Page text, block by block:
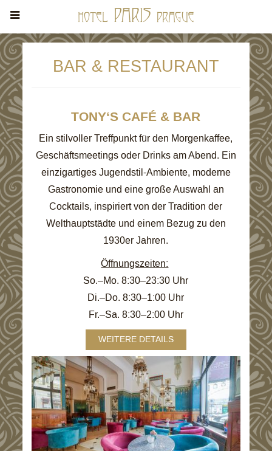
BAR & RESTAURANT
TONY‘S CAFÉ & BAR
Ein stilvoller Treffpunkt für den Morgenkaffee,
Geschäftsmeetings oder Drinks am Abend. Ein
einzigartiges Jugendstil-Ambiente, moderne
Gastronomie und eine große Auswahl an
Cocktails, inspiriert von der Tradition der
Welthauptstädte und einem Bezug zu den
1930er Jahren.
Öffnungszeiten:
So.–Mo. 8:30–23:30 Uhr
Di.–Do. 8:30–1:00 Uhr
Fr.–Sa. 8:30–2:00 Uhr
WEITERE DETAILS